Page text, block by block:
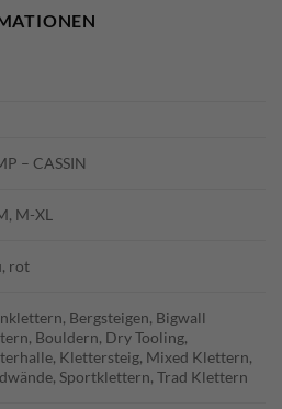
– CASSIN
M-XL
rot
Bergsteigen, Bigwall
Bouldern, Dry Tooling,
Klettersteig, Mixed Klettern,
Sportklettern, Trad Klettern